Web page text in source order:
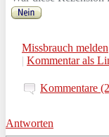
Missbrauch melden
| Kommentar als
Kommentare
Antworten